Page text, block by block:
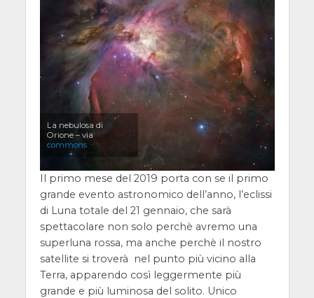
La nebulosa di
Orione – via
commons
Il primo mese del 2019 porta con se il primo
grande evento astronomico dell’anno, l’eclissi
di Luna totale del 21 gennaio, che sarà
spettacolare non solo perchè avremo una
superluna rossa, ma anche perchè il nostro
satellite si troverà nel punto più vicino alla
Terra, apparendo così leggermente più
grande e più luminosa del solito. Unico